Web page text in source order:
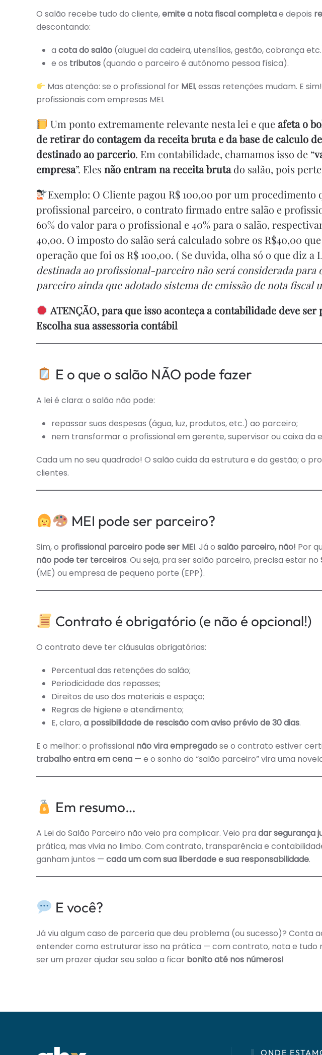
O salão recebe tudo do cliente,emite a nota fiscal completae depois
descontando:
a cota do salão (aluguel da cadeira, utensílios, gestão, cobrança
e os tributos (quando o parceiro é autônomo pessoa física).
Mas atenção: se o profissional for MEI, essas retenções mudam. E
profissionais com empresas MEI.
Um ponto extremamente relevante nesta lei e queafeta o
de retirar do contagem da receita bruta e da base de calculo
destinado ao parcerio. Em contabilidade, chamamos isso de “
empresa”. Eles não entram na receita brutado salão, pois
Exemplo: O Cliente pagou R$ 100,00 por um
profissional parceiro, o contrato firmado entre salão e
60% do valor para o profissional e 40% para o salão,
40,00. O imposto do salão será calculado sobre os R$40,00
operação que foi os R$ 100,00. ( Se duvida, olha só o que diz a
destinada ao profissional-parceiro não será considerada
parceiro ainda que adotado sistema de emissão de nota fiscal
ATENÇÃO, para que isso aconteça a contabilidade deve
Escolha sua assessoria contábil
E o que o salão NÃO pode fazer
A lei é clara: o salão não pode:
repassar suas despesas (água, luz, produtos, etc.) ao parceiro;
nem transformar o profissional em gerente, supervisor ou caixa da
Cada um no seu quadrado! O salão cuida da estrutura e da gestão; o
clientes.
MEI pode ser parceiro?
Sim, o profissional parceiro pode ser MEI. Já o salão parceiro, não! Por
não pode ter terceiros. Ou seja, pra ser salão parceiro, precisa estar no
(ME) ou empresa de pequeno porte (EPP).
Contrato é obrigatório (e não é opcional!)
O contrato deve ter cláusulas obrigatórias:
Percentual das retenções do salão;
Periodicidade dos repasses;
Direitos de uso dos materiais e espaço;
Regras de higiene e atendimento;
E, claro,a possibilidade de rescisão com aviso prévio de 30 dias.
E o melhor: o profissional não vira empregadose o contrato estiver
trabalho entra em cena — e o sonho do “salão parceiro” vira uma
Em resumo…
A Lei do Salão Parceiro não veio pra complicar. Veio pra dar segurança
prática, mas vivia no limbo. Com contrato, transparência e
ganham juntos — cada um com sua liberdade e sua responsabilidade.
E você?
Já viu algum caso de parceria que deu problema (ou sucesso)? Conta
entender como estruturar isso na prática — com contrato, nota e tudo
ser um prazer ajudar seu salão a ficar bonito até nos números!
ONDE